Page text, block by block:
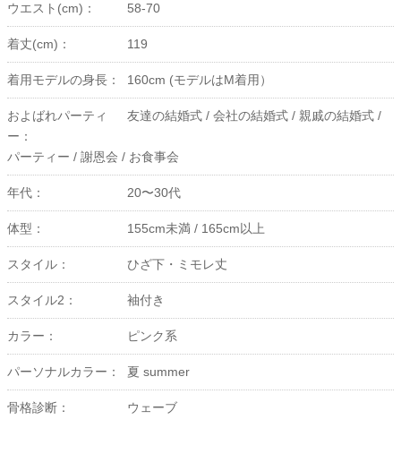
ウエスト(cm)： 58-70
着丈(cm)： 119
着用モデルの身長： 160cm (モデルはM着用）
およばれパーティ
ー：
友達の結婚式 / 会社の結婚式 / 親戚の結婚式 /
パーティー / 謝恩会 / お食事会
年代： 20〜30代
体型： 155cm未満 / 165cm以上
スタイル： ひざ下・ミモレ丈
スタイル2： 袖付き
カラー： ピンク系
パーソナルカラー： 夏 summer
骨格診断： ウェーブ